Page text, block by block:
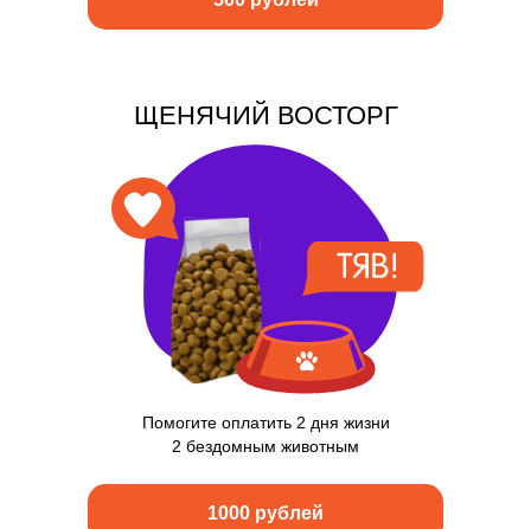
Помогите оплатить 2 дня жизни
2 бездомным животным
ЩЕНЯЧИЙ ВОСТОРГ
1000 рублей